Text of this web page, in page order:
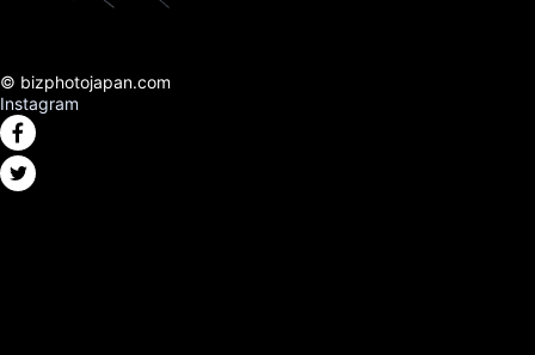
© bizphotojapan.com
Instagram